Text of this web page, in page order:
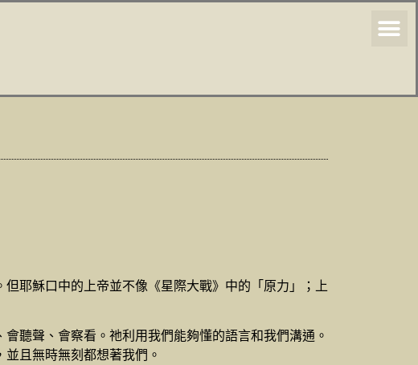
耶穌口中的上帝並不像《星際大戰》中的「原力」；上
聽聲、會察看。祂利用我們能夠懂的語言和我們溝通。
且無時無刻都想著我們。